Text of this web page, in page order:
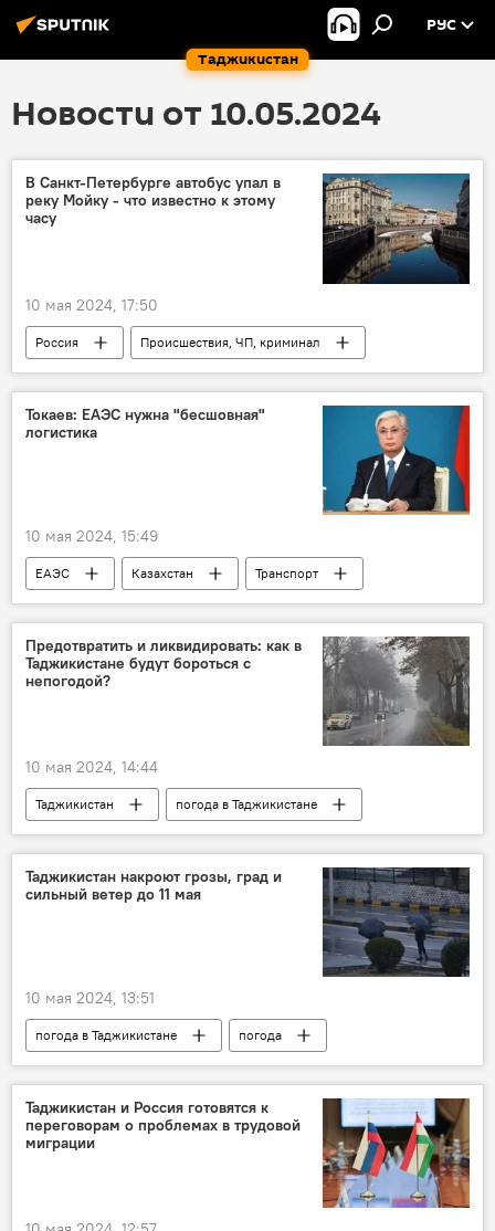
Таджикистан
РУС
Новости от 10.05.2024
В Санкт-Петербурге автобус упал в
реку Мойку - что известно к этому
часу
10 мая 2024, 17:50
Россия
Происшествия, ЧП, криминал
Общество
Токаев: ЕАЭС нужна "бесшовная"
логистика
10 мая 2024, 15:49
ЕАЭС Казахстан
Транспорт
Центральная Азия
перевозки
Предотвратить и ликвидировать: как в
Таджикистане будут бороться с
непогодой?
10 мая 2024, 14:44
Таджикистан
погода в Таджикистане
Эмомали Рахмон
погода
Общество
Таджикистан накроют грозы, град и
сильный ветер до 11 мая
10 мая 2024, 13:51
погода в Таджикистане
погода
Таджикистан
Таджикистан и Россия готовятся к
переговорам о проблемах в трудовой
миграции